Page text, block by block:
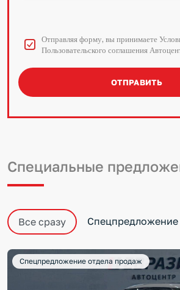
ОТПРАВИТЬ
Отправляя форму, вы принимаете
Пользовательского соглашения
Специальные
Все сразу
Спецпредложение отдела продаж